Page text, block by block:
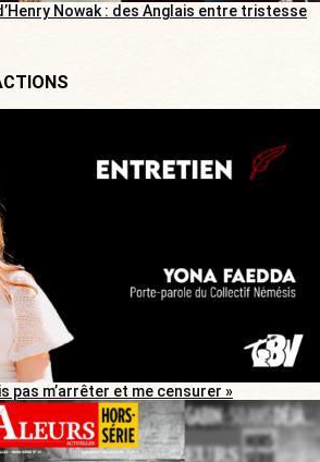
Nowak : des Anglais entre tristesse
pas m’arrêter et me censurer »